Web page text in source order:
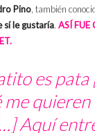
Pino, también
sí le gustaría. ASÍ
es
me
Aquí